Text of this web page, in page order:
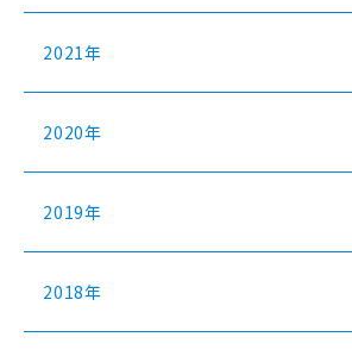
2021年
2020年
2019年
2018年